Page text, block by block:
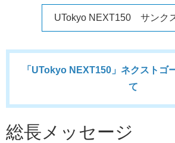
UTokyo NEXT150 サンク
「UTokyo NEXT150」ネクストゴ
て
総長メッセージ